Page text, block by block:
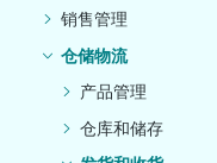
销售管理
仓储物流
产品管理
仓库和储存